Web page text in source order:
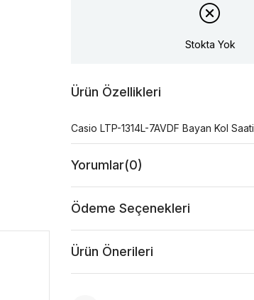
Stokta Yok
Ürün Özellikleri
Casio LTP-1314L-7AVDF Bayan Kol Saati
Yorumlar(0)
Ödeme Seçenekleri
Ürün Önerileri